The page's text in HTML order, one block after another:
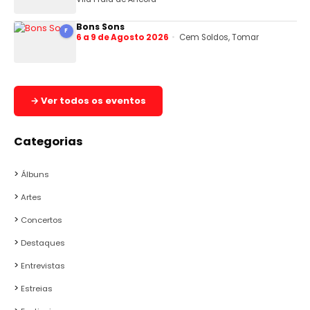
F Bons Sons
6 a 9 de Agosto 2026 Cem Soldos, Tomar
→ Ver todos os eventos
Categorias
Álbuns
Artes
Concertos
Destaques
Entrevistas
Estreias